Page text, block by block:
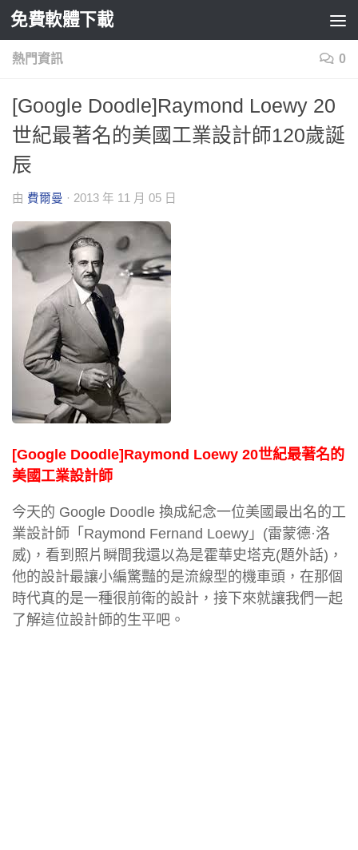
Skip to content
免費軟體下載
熱門資訊 0
[Google Doodle]Raymond Loewy 20
世紀最著名的美國工業設計師120歲誕
辰
由 費爾曼 · 2013 年 11 月 05 日
[Google Doodle]Raymond Loewy 20世紀最著名的
美國工業設計師
今天的 Google Doodle 換成紀念一位美國最出名的工
業設計師「Raymond Fernand Loewy」(雷蒙德·洛
威)，看到照片瞬間我還以為是霍華史塔克(題外話)，
他的設計最讓小編驚豔的是流線型的機車頭，在那個
時代真的是一種很前衛的設計，接下來就讓我們一起
了解這位設計師的生平吧。